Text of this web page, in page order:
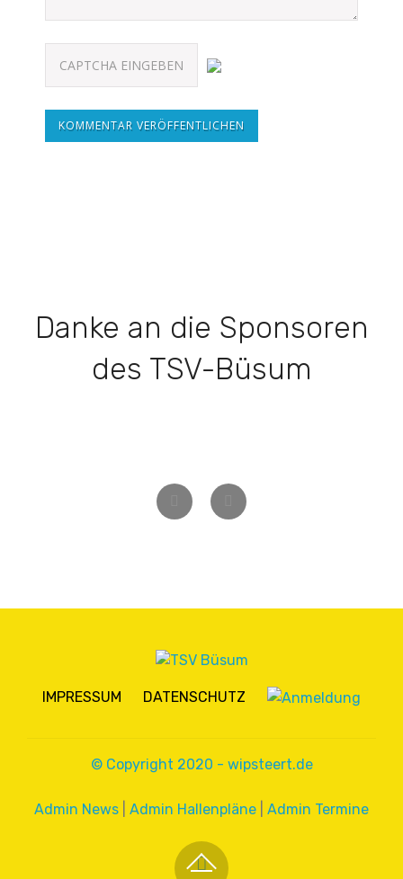
KOMMENTAR VERÖFFENTLICHEN
Danke an die Sponsoren
des TSV-Büsum
Zurück Weiter
IMPRESSUM DATENSCHUTZ
© Copyright 2020 - wipsteert.de
Admin News Admin Hallenpläne Admin Termine